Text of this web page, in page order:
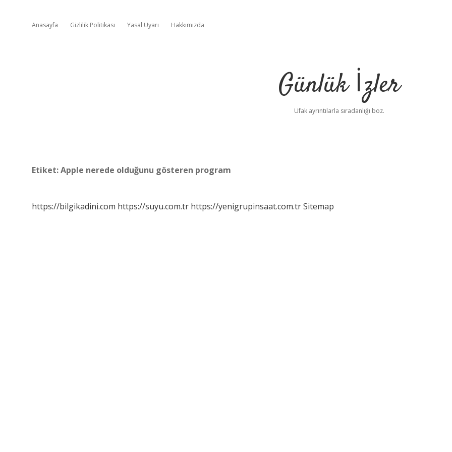
Anasayfa Gizlilik Politikası Yasal Uyarı Hakkımızda
Günlük İzler
Ufak ayrıntılarla sıradanlığı boz.
Etiket:Apple nerede olduğunu gösteren program
https://bilgikadini.com https://suyu.com.tr https://yenigrupinsaat.com.trSitemap